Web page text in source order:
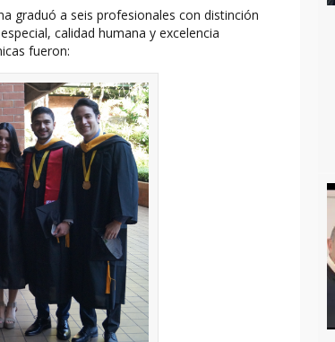
graduó a seis profesionales con distinción
calidad humana y excelencia
fueron: